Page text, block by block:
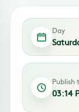
Day
Publish
03:14